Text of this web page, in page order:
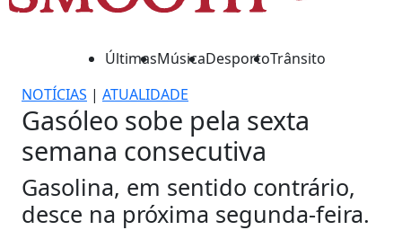
ÚltimasMúsicaDesportoTrânsito
NOTÍCIAS | ATUALIDADE
Gasóleo sobe pela sexta
semana consecutiva
Gasolina, em sentido contrário,
desce na próxima segunda-feira.